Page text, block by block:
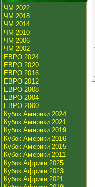
ЧМ 2022
ЧМ 2018
ЧМ 2014
ЧМ 2010
ЧМ 2006
ЧМ 2002
ЕВРО 2024
ЕВРО 2020
ЕВРО 2016
ЕВРО 2012
ЕВРО 2008
ЕВРО 2004
ЕВРО 2000
Кубок Америки 2024
Кубок Америки 2021
Кубок Америки 2019
Кубок Америки 2016
Кубок Америки 2015
Кубок Америки 2011
Кубок Африки 2025
Кубок Африки 2023
Кубок Африки 2021